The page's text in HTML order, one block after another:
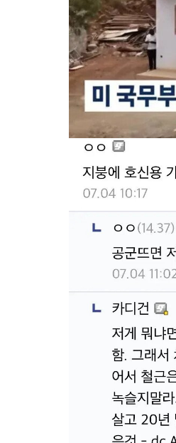
08.04 도움돼요 실시간스포츠 정보 확인하기 좋아요. 그래서 스포
AD
스타벅스 교환권 ·
금액